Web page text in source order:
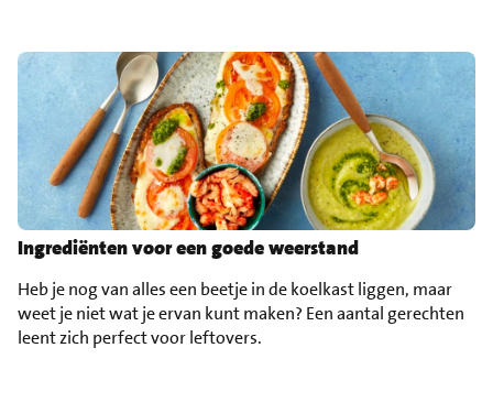
Ingrediënten voor een goede weerstand
Heb je nog van alles een beetje in de koelkast liggen, maar
weet je niet wat je ervan kunt maken? Een aantal gerechten
leent zich perfect voor leftovers.